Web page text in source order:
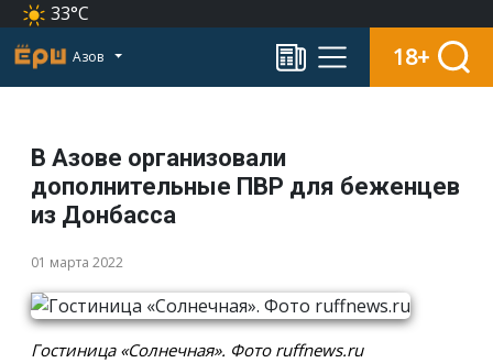
33°C
Азов 18+
В Азове организовали
дополнительные ПВР для беженцев
из Донбасса
01 марта 2022
Гостиница «Солнечная». Фото ruffnews.ru